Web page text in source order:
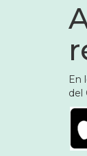
En
del